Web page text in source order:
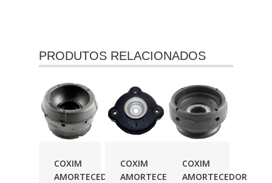
PRODUTOS RELACIONADOS
COXIM
AMORTECEDOR
COXIM
AMORTECEDOR
COXIM
AMORTECEDOR